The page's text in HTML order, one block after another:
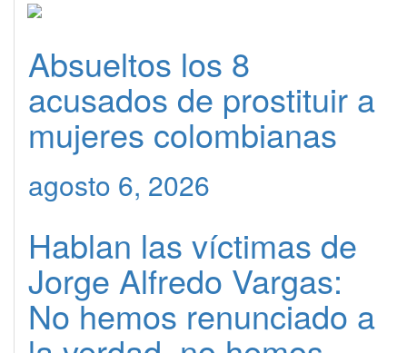
Absueltos los 8
acusados de prostituir a
mujeres colombianas
agosto 6, 2026
Hablan las víctimas de
Jorge Alfredo Vargas:
No hemos renunciado a